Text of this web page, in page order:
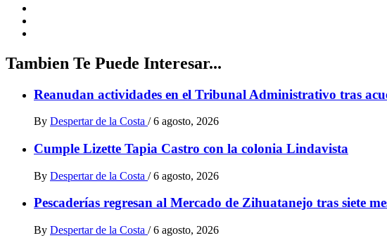
Tambien Te Puede Interesar...
Reanudan actividades en el Tribunal Administrativo tras
By Despertar de la Costa / 6 agosto, 2026
Cumple Lizette Tapia Castro con la colonia Lindavista
By Despertar de la Costa / 6 agosto, 2026
Pescaderías regresan al Mercado de Zihuatanejo tras siete
By Despertar de la Costa / 6 agosto, 2026